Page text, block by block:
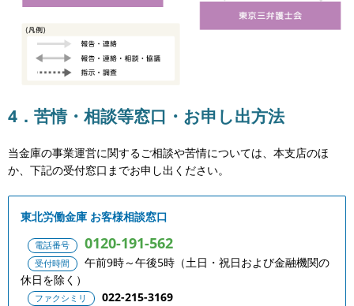
4．苦情・相談等窓口・お申し出方法
当金庫の事業運営に関するご相談や苦情については、本支店のほ
か、下記の受付窓口までお申し出ください。
東北労働金庫 お客様相談窓口
電話番号 0120-191-562
受付時間
午前9時～午後5時（土日・祝日および金融機関の
休日を除く）
ファクシミリ 022-215-3169